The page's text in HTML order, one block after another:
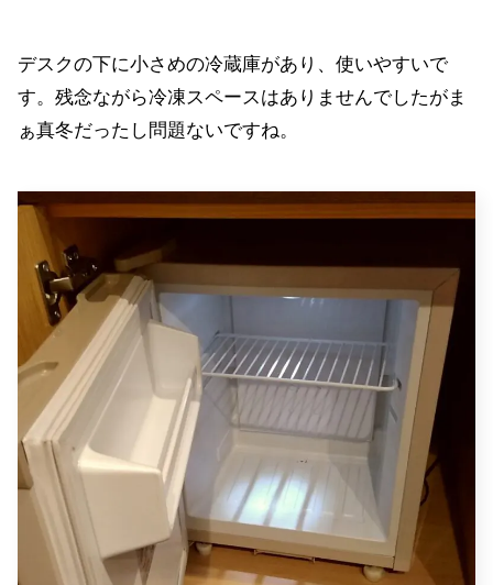
デスクの下に小さめの冷蔵庫があり、使いやすいで
す。残念ながら冷凍スペースはありませんでしたがま
ぁ真冬だったし問題ないですね。